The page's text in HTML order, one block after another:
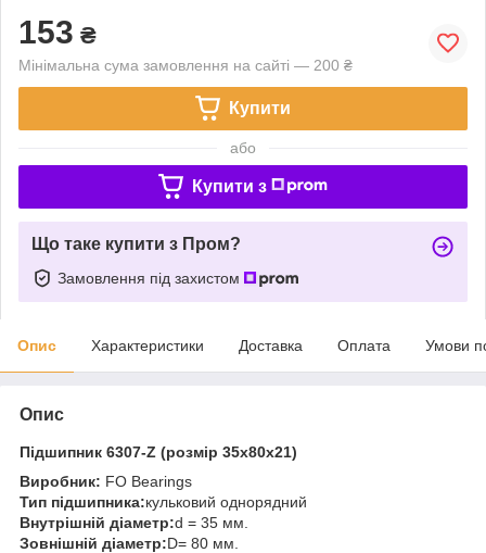
153 ₴
Мінімальна сума замовлення на сайті — 200 ₴
Купити
або
Купити з
Що таке купити з Пром?
Замовлення під захистом
Опис Характеристики Доставка Оплата Умови
Опис
Підшипник 6307-Z (розмір 35x80x21)
Виробник: FO Bearings
Тип підшипника:кульковий однорядний
Внутрішній діаметр:d = 35 мм.
Зовнішній діаметр:D= 80 мм.